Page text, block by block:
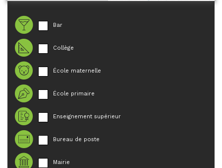
Bar
Collège
École maternelle
École primaire
Enseignement supérieur
Bureau de poste
Mairie